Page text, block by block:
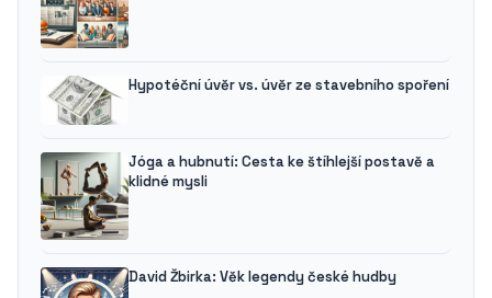
Hypotéční úvěr vs. úvěr ze stavebního spoření
Jóga a hubnutí: Cesta ke štíhlejší postavě a
klidné mysli
David Žbirka: Věk legendy české hudby